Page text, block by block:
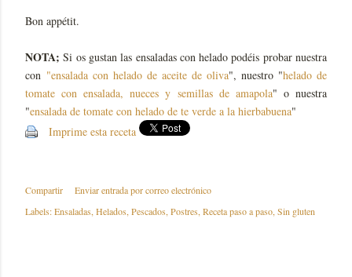
Bon appétit.
NOTA;Si os gustan las ensaladas con helado podéis probar nuestra
con "ensalada con helado de aceite de oliva", nuestro "helado de
tomate con ensalada, nueces y semillas de amapola" o nuestra
"ensalada de tomate con helado de te verde a la hierbabuena"
Imprime esta receta
Compartir
Enviar entrada por correo electrónico
Labels:Ensaladas Helados Pescados Postres Receta paso a paso Sin gluten